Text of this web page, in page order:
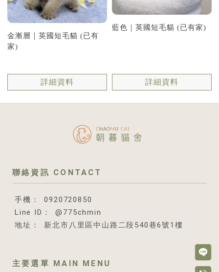
金漸層｜英國短毛貓 (已有
家)
詳細資料
藍色｜英國短毛貓 (已有家)
詳細資料
@775chmin
0920720850
新北市八里區中山路二段540巷6號1樓